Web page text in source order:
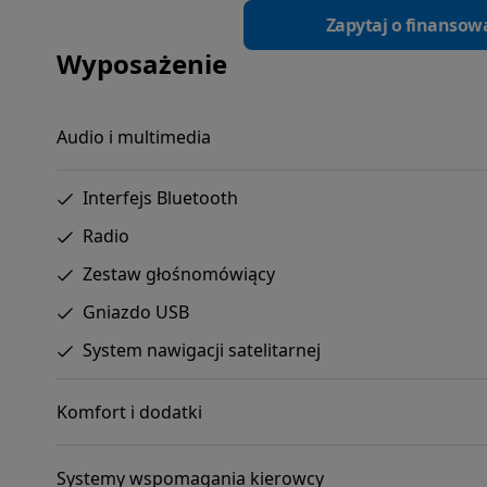
Zapytaj o
Wyposażenie
Audio i multimedia
Interfejs Bluetooth
Radio
Zestaw głośnomówiący
Gniazdo USB
System nawigacji satelitarnej
Komfort i dodatki
Systemy wspomagania kierowcy